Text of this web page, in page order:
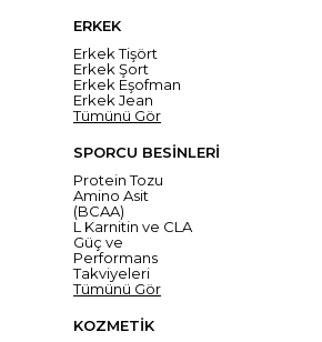
ERKEK
Erkek Tişört
Erkek Şort
Erkek Eşofman
Erkek Jean
Tümünü Gör
SPORCU BESİNLERİ
Protein Tozu
Amino Asit
(BCAA)
L Karnitin ve CLA
Güç ve
Performans
Takviyeleri
Tümünü Gör
KOZMETİK